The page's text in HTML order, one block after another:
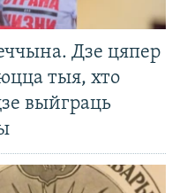
Дзе цяпер
тыя, хто
выйграць